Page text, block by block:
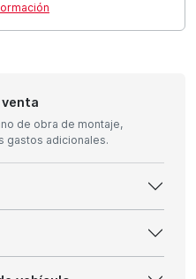
de obra de montaje,
gastos adicionales.